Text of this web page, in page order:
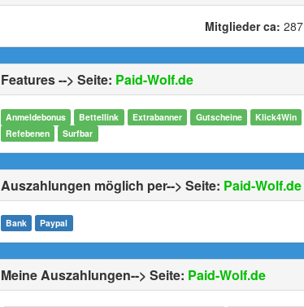
Mitglieder ca: 287
Features --> Seite: Paid-Wolf.de
Anmeldebonus Bettellink Extrabanner Gutscheine Klick4Win
Refebenen
Surfbar
Auszahlungen möglich per--> Seite: Paid-Wolf.de
Bank Paypal
Meine Auszahlungen--> Seite: Paid-Wolf.de